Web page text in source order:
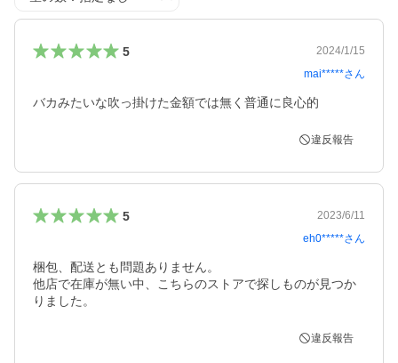
5
2024/1/15
mai*****さん
バカみたいな吹っ掛けた金額では無く普通に良心的
違反報告
5
2023/6/11
eh0*****さん
梱包、配送とも問題ありません。
他店で在庫が無い中、こちらのストアで探しものが見つか
りました。
違反報告